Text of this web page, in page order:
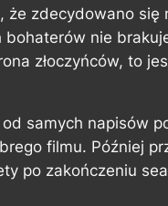
zdecydowano się
bohaterów nie
złoczyńców, to
samych napisów
filmu. Później
po zakończeniu